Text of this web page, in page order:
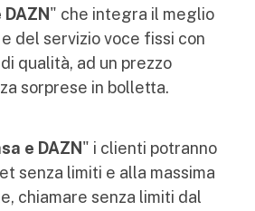
" che integra il meglio
del servizio voce fissi con
qualità, ad un prezzo
sorprese in bolletta.
e DAZN" i clienti potranno
senza limiti e alla massima
chiamare senza limiti dal